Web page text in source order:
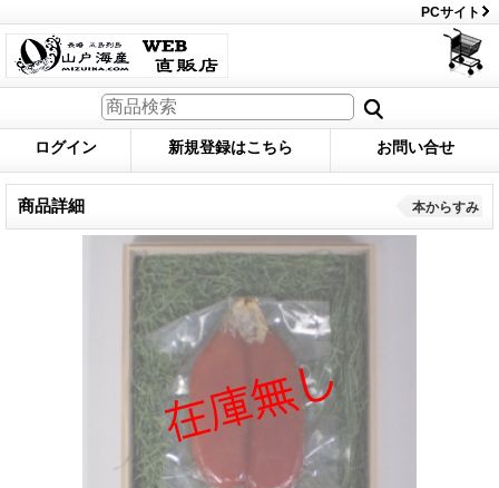
PCサイト
ログイン 新規登録はこちら お問い合せ
商品詳細 本からすみ